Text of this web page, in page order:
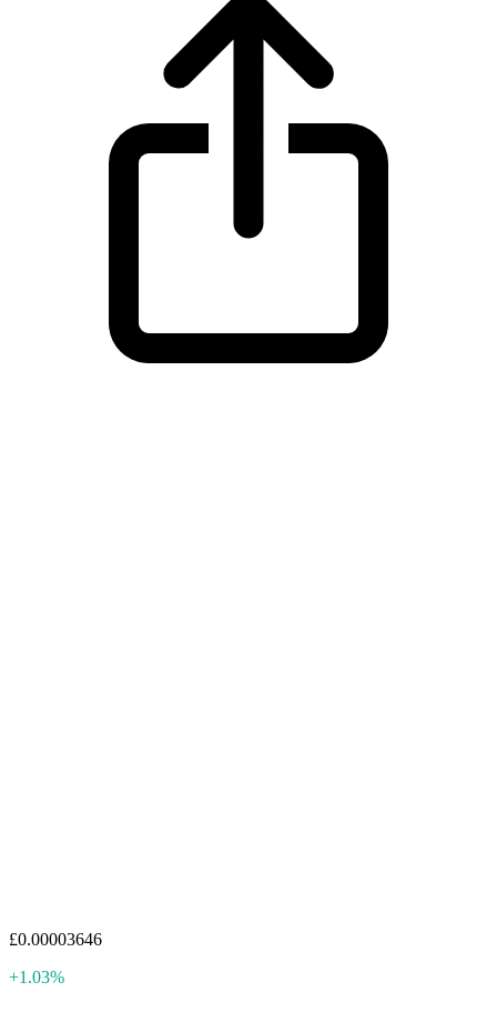
£0.00003646
+1.03%